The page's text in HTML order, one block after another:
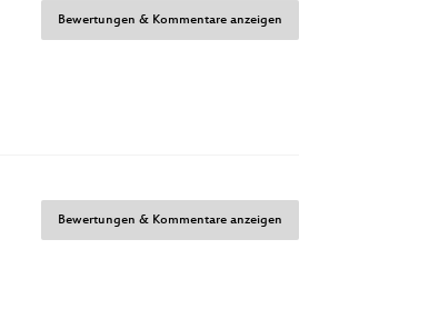
Bewertungen & Kommentare anzeigen
Bewertungen & Kommentare anzeigen